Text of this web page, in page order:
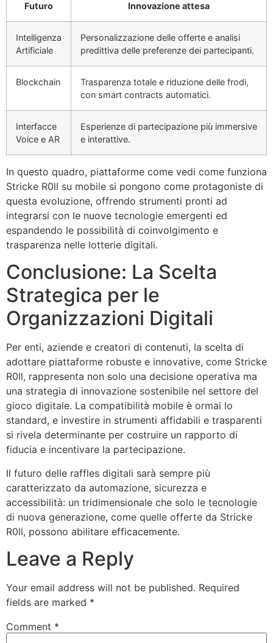
Futuro Innovazione attesa
Intelligenza
Artificiale
Personalizzazione delle offerte e analisi
predittiva delle preferenze dei partecipanti.
Blockchain
Trasparenza totale e riduzione delle frodi,
con smart contracts automatici.
Interfacce
Voice e AR
Esperienze di partecipazione più immersive
e interattive.
In questo quadro, piattaforme come vedi come funziona
Stricke R0ll su mobile si pongono come protagoniste di
questa evoluzione, offrendo strumenti pronti ad
integrarsi con le nuove tecnologie emergenti ed
espandendo le possibilità di coinvolgimento e
trasparenza nelle lotterie digitali.
Conclusione: La Scelta
Strategica per le
Organizzazioni Digitali
Per enti, aziende e creatori di contenuti, la scelta di
adottare piattaforme robuste e innovative, come Stricke
R0ll, rappresenta non solo una decisione operativa ma
una strategia di innovazione sostenibile nel settore del
gioco digitale. La compatibilità mobile è ormai lo
standard, e investire in strumenti affidabili e trasparenti
si rivela determinante per costruire un rapporto di
fiducia e incentivare la partecipazione.
Il futuro delle raffles digitali sarà sempre più
caratterizzato da automazione, sicurezza e
accessibilità: un tridimensionale che solo le tecnologie
di nuova generazione, come quelle offerte da Stricke
R0ll, possono abilitare efficacemente.
Leave a Reply
Your email address will not be published. Required
fields are marked *
Comment *